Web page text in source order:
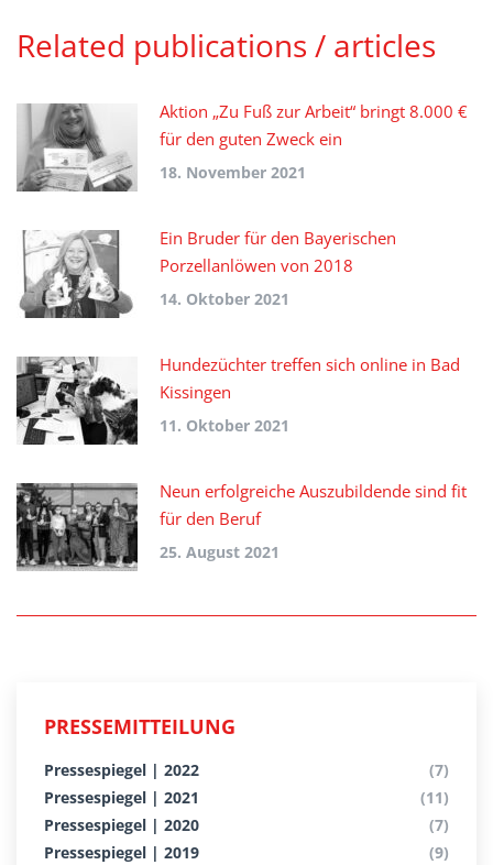
Related publications / articles
Aktion „Zu Fuß zur Arbeit“ bringt 8.000 €
für den guten Zweck ein
18. November 2021
Ein Bruder für den Bayerischen
Porzellanlöwen von 2018
14. Oktober 2021
Hundezüchter treffen sich online in Bad
Kissingen
11. Oktober 2021
Neun erfolgreiche Auszubildende sind fit
für den Beruf
25. August 2021
PRESSEMITTEILUNG
Pressespiegel | 2022
(7)
Pressespiegel | 2021
(11)
Pressespiegel | 2020
(7)
Pressespiegel | 2019
(9)